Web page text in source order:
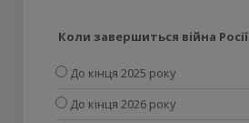
Коли завершиться війна
До кінця 2025 року
До кінця 2026 року